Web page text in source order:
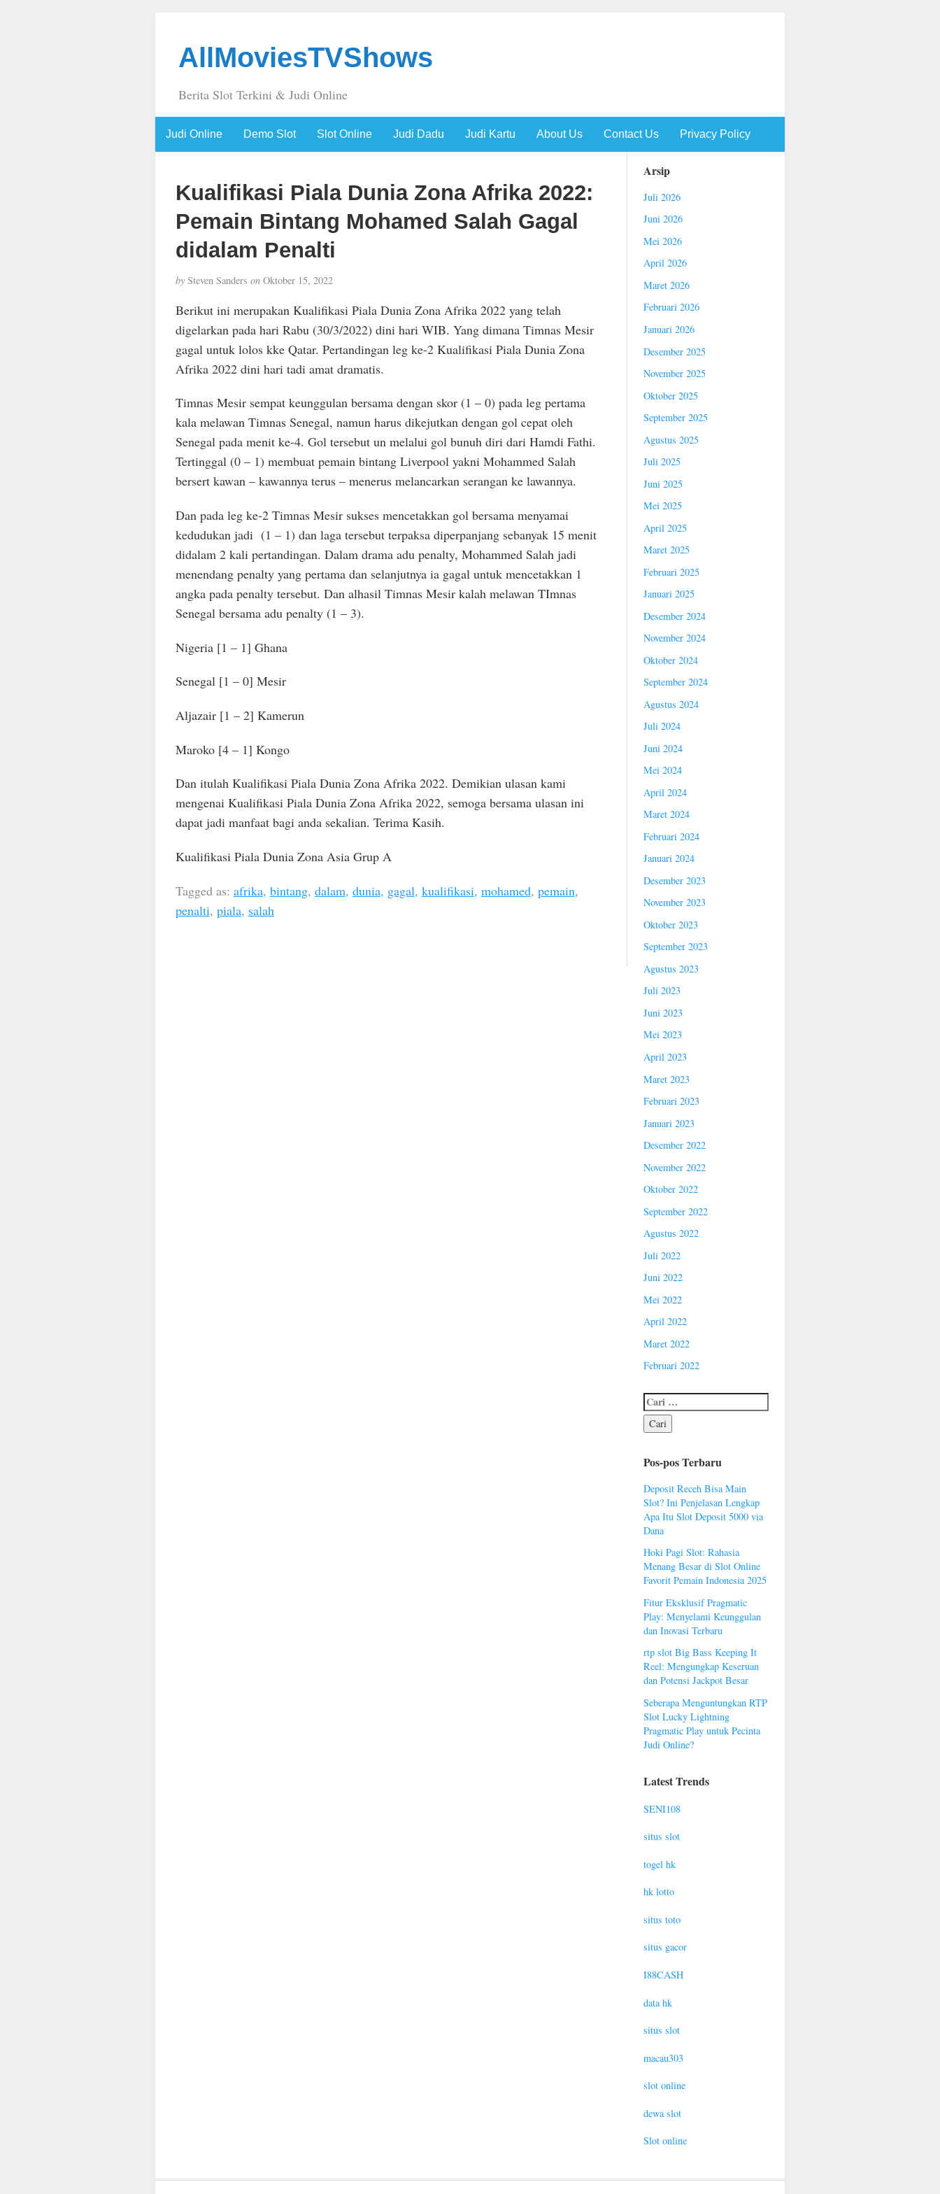
AllMoviesTVShows
Berita Slot Terkini & Judi Online
Judi Online Demo Slot Slot Online Judi Dadu Judi Kartu About Us Contact Us Privacy Policy
Kualifikasi Piala Dunia Zona Afrika 2022:
Pemain Bintang Mohamed Salah Gagal
didalam Penalti
bySteven Sanders onOktober 15, 2022
Berikut ini merupakan Kualifikasi Piala Dunia Zona Afrika 2022 yang telah
digelarkan pada hari Rabu (30/3/2022) dini hari WIB. Yang dimana Timnas Mesir
gagal untuk lolos kke Qatar. Pertandingan leg ke-2 Kualifikasi Piala Dunia Zona
Afrika 2022 dini hari tadi amat dramatis.
Timnas Mesir sempat keunggulan bersama dengan skor (1 – 0) pada leg pertama
kala melawan Timnas Senegal, namun harus dikejutkan dengan gol cepat oleh
Senegal pada menit ke-4. Gol tersebut un melalui gol bunuh diri dari Hamdi Fathi.
Tertinggal (0 – 1) membuat pemain bintang Liverpool yakni Mohammed Salah
bersert kawan – kawannya terus – menerus melancarkan serangan ke lawannya.
Dan pada leg ke-2 Timnas Mesir sukses mencetakkan gol bersama menyamai
kedudukan jadi (1 – 1) dan laga tersebut terpaksa diperpanjang sebanyak 15 menit
didalam 2 kali pertandingan. Dalam drama adu penalty, Mohammed Salah jadi
menendang penalty yang pertama dan selanjutnya ia gagal untuk mencetakkan 1
angka pada penalty tersebut. Dan alhasil Timnas Mesir kalah melawan TImnas
Senegal bersama adu penalty (1 – 3).
Nigeria [1 – 1] Ghana
Senegal [1 – 0] Mesir
Aljazair [1 – 2] Kamerun
Maroko [4 – 1] Kongo
Dan itulah Kualifikasi Piala Dunia Zona Afrika 2022. Demikian ulasan kami
mengenai Kualifikasi Piala Dunia Zona Afrika 2022, semoga bersama ulasan ini
dapat jadi manfaat bagi anda sekalian. Terima Kasih.
Kualifikasi Piala Dunia Zona Asia Grup A
Tagged as: afrika, bintang, dalam, dunia, gagal, kualifikasi, mohamed, pemain,
penalti, piala, salah
Arsip
Juli 2026
Juni 2026
Mei 2026
April 2026
Maret 2026
Februari 2026
Januari 2026
Desember 2025
November 2025
Oktober 2025
September 2025
Agustus 2025
Juli 2025
Juni 2025
Mei 2025
April 2025
Maret 2025
Februari 2025
Januari 2025
Desember 2024
November 2024
Oktober 2024
September 2024
Agustus 2024
Juli 2024
Juni 2024
Mei 2024
April 2024
Maret 2024
Februari 2024
Januari 2024
Desember 2023
November 2023
Oktober 2023
September 2023
Agustus 2023
Juli 2023
Juni 2023
Mei 2023
April 2023
Maret 2023
Februari 2023
Januari 2023
Desember 2022
November 2022
Oktober 2022
September 2022
Agustus 2022
Juli 2022
Juni 2022
Mei 2022
April 2022
Maret 2022
Februari 2022
Pos-pos Terbaru
Deposit Receh Bisa Main
Slot? Ini Penjelasan Lengkap
Apa Itu Slot Deposit 5000 via
Dana
Hoki Pagi Slot: Rahasia
Menang Besar di Slot Online
Favorit Pemain Indonesia 2025
Fitur Eksklusif Pragmatic
Play: Menyelami Keunggulan
dan Inovasi Terbaru
rtp slot Big Bass Keeping It
Reel: Mengungkap Keseruan
dan Potensi Jackpot Besar
Seberapa Menguntungkan RTP
Slot Lucky Lightning
Pragmatic Play untuk Pecinta
Judi Online?
Latest Trends
SENI108
situs slot
togel hk
hk lotto
situs toto
situs gacor
I88CASH
data hk
situs slot
macau303
slot online
dewa slot
Slot online